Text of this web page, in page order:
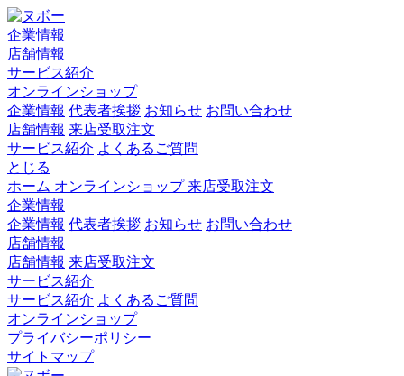
企業情報
店舗情報
サービス紹介
オンラインショップ
企業情報 代表者挨拶 お知らせ お問い合わせ
店舗情報 来店受取注文
サービス紹介 よくあるご質問
とじる
ホーム オンラインショップ来店受取注文
企業情報
企業情報 代表者挨拶 お知らせ お問い合わせ
店舗情報
店舗情報 来店受取注文
サービス紹介
サービス紹介 よくあるご質問
オンラインショップ
プライバシーポリシー
サイトマップ